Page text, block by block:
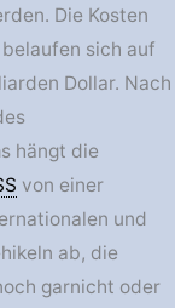
Die Kosten
sich auf
Dollar. Nach
hängt die
von einer
und
ab, die
garnicht oder